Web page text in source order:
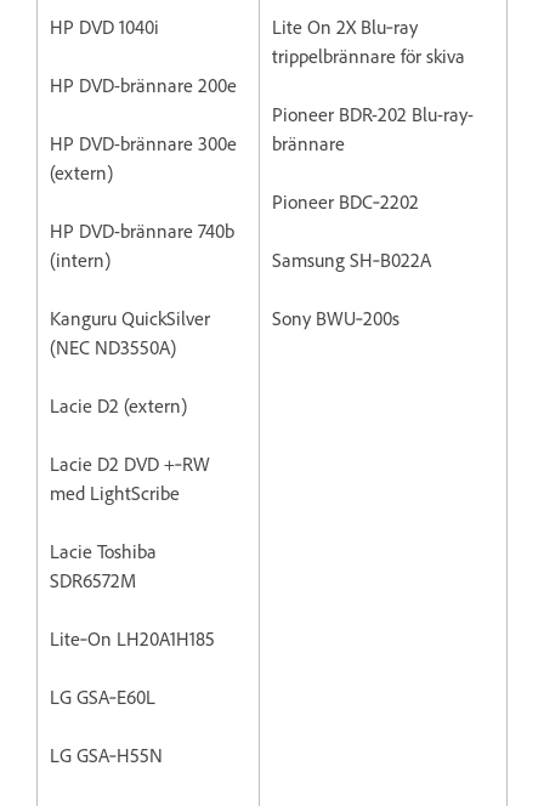
HP DVD 1040i
HP DVD-brännare 200e
HP DVD-brännare 300e
(extern)
HP DVD-brännare 740b
(intern)
Kanguru QuickSilver
(NEC ND3550A)
Lacie D2 (extern)
Lacie D2 DVD +‐RW
med LightScribe
Lacie Toshiba
SDR6572M
Lite‐On LH20A1H185
LG GSA‐E60L
LG GSA‐H55N
Lite On 2X Blu‐ray
trippelbrännare för skiva
Pioneer BDR-202 Blu-ray-
brännare
Pioneer BDC‐2202
Samsung SH‐B022A
Sony BWU‐200s